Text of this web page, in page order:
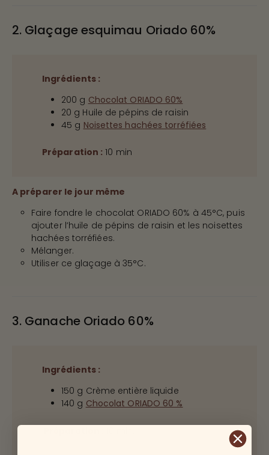
2. Glaçage esquimau Oriado 60%
Ingrédients :
200 g Chocolat ORIADO 60%
20 g Huile de pépins de raisin
45 g Noisettes hachées torréfiées
Préparation : 10 min
A préparer le jour même
Faire fondre le chocolat ORIADO 60% à 45°C, puis
ajouter l’huile de pépins de raisin et les noisettes
hachées torréfiées.
Mélanger.
Utiliser ce glaçage à 35°C.
3. Ganache Oriado 60%
Ingrédients :
150 g Crème entière liquide
140 g Chocolat ORIADO 60 %